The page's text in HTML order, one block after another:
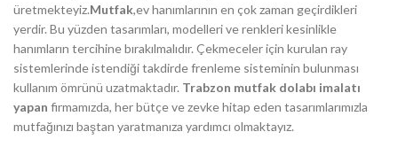
üretmekteyiz.Mutfak,ev hanımlarının en çok zaman geçirdikleri
yerdir. Bu yüzden tasarımları, modelleri ve renkleri kesinlikle
hanımların tercihine bırakılmalıdır. Çekmeceler için kurulan ray
sistemlerinde istendiği takdirde frenleme sisteminin bulunması
kullanım ömrünü uzatmaktadır. Trabzon mutfak dolabı imalatı
yapan firmamızda, her bütçe ve zevke hitap eden tasarımlarımızla
mutfağınızı baştan yaratmanıza yardımcı olmaktayız.